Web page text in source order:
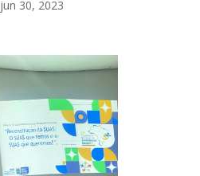
jun 30, 2023